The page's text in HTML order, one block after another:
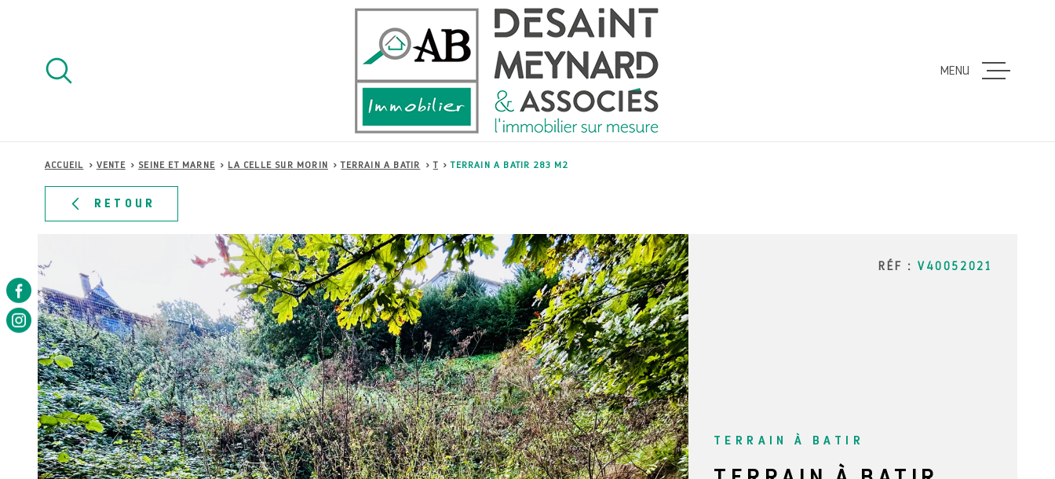
recherche
VENTES
MENU
ACCUEIL VENTE SEINE ET MARNE LA CELLE SUR MORIN TERRAIN A BATIR T TERRAIN A BATIR 283 M2
RETOUR
RÉF : V40052021
TERRAIN À BATIR